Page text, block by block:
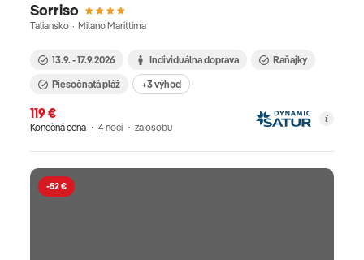
Sorriso
Taliansko · Milano Marittima
13.9. - 17.9.2026 Individuálna doprava
Raňajky
Piesočnatá pláž
+3 výhod
119 €
Konečná cena 4 nocí za osobu
-52 €